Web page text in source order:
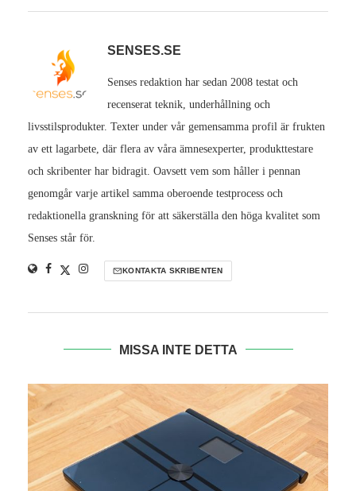
SENSES.SE
Senses redaktion har sedan 2008 testat och
recenserat teknik, underhållning och
livsstilsprodukter. Texter under vår gemensamma profil är frukten
av ett lagarbete, där flera av våra ämnesexperter, produkttestare
och skribenter har bidragit. Oavsett vem som håller i pennan
genomgår varje artikel samma oberoende testprocess och
redaktionella granskning för att säkerställa den höga kvalitet som
Senses står för.
KONTAKTA SKRIBENTEN
MISSA INTE DETTA